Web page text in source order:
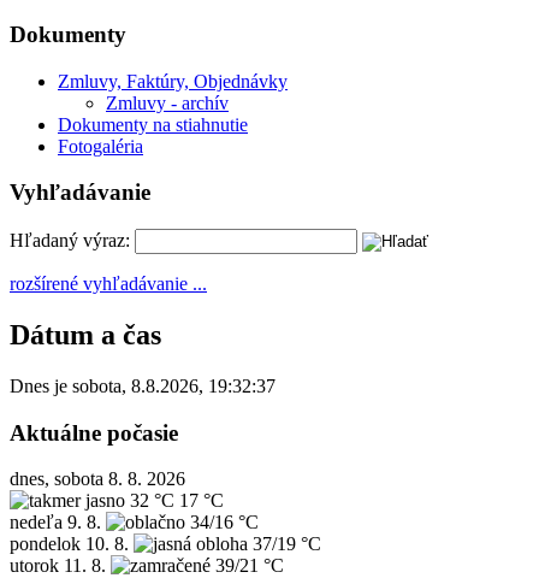
Dokumenty
Zmluvy, Faktúry, Objednávky
Zmluvy - archív
Dokumenty na stiahnutie
Fotogaléria
Vyhľadávanie
Hľadaný výraz:
rozšírené vyhľadávanie ...
Dátum a čas
Dnes je sobota, 8.8.2026, 19:32:37
Aktuálne počasie
dnes, sobota 8. 8. 2026
32 °C 17 °C
nedeľa 9. 8.
34/16 °C
pondelok 10. 8.
37/19 °C
utorok 11. 8. 39/21 °C